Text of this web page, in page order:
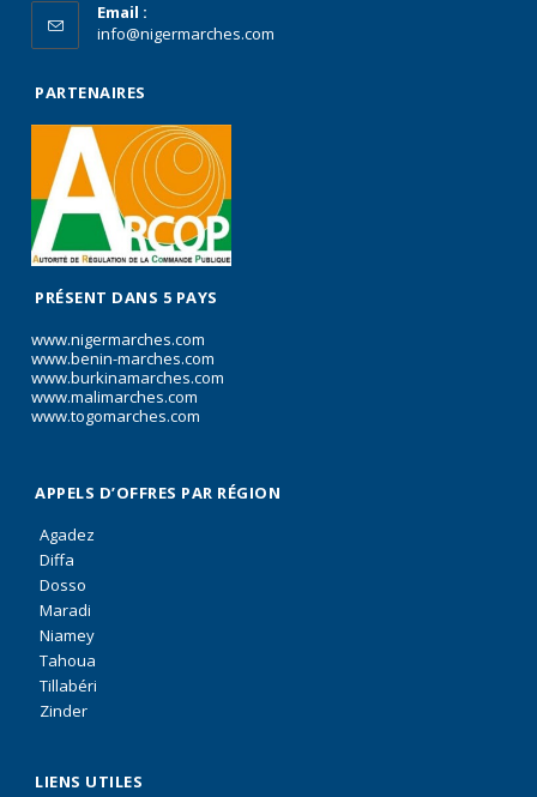
Email :
info@nigermarches.com
PARTENAIRES
PRÉSENT DANS 5 PAYS
www.nigermarches.com
www.benin-marches.com
www.burkinamarches.com
www.malimarches.com
www.togomarches.com
APPELS D’OFFRES PAR RÉGION
Agadez
Diffa
Dosso
Maradi
Niamey
Tahoua
Tillabéri
Zinder
LIENS UTILES